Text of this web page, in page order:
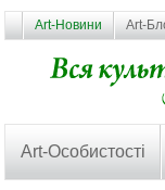
Art-Новини Art-
Art-Особистості